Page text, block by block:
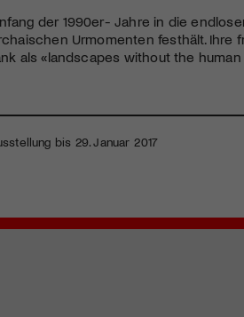
der 1990er- Jahre in die
Urmomenten festhält. Ihre
als «landscapes without the human
bis 29. Januar 2017